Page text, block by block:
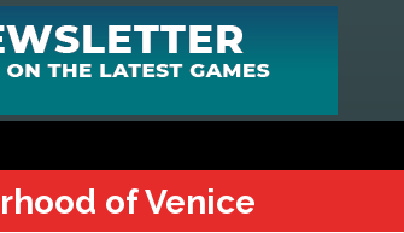
of Venice